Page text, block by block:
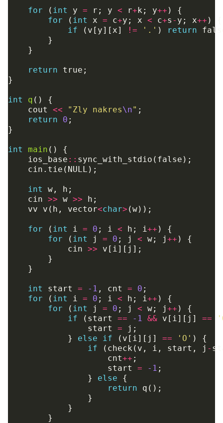
for ( int y = r ; y < r+k ; y++ )
{
for
( int x = c+y ; x < c+s - y ; x++ )
if
( v [ y][ x] != '.' ) return
}
}
return true ;
}
int q ()
{
cout
<< "Zly nakres\n" ;
return
0 ;
}
int main ()
{
ios_base :: sync_with_stdio ( false );
cin . tie ( NULL );
int w , h ;
cin >> w >> h ;
vv
v ( h , vector<char> (w));
for ( int i = 0 ; i < h ; i++ )
{
for
( int j = 0 ; j < w; j++ )
{
cin >> v [ i][ j ];
}
}
int start = -1 , cnt = 0 ;
for
( int i = 0 ; i < h ; i++ )
{
for
( int j = 0 ; j < w; j++ )
{
if
( start == -1 && v [ i][ j ] ==
start
= j ;
}
else if ( v [ i][ j ] == 'O' )
{
if
( check ( v , i , start , j -
cnt++ ;
start
= -1 ;
}
else
{
return
q ();
}
}
}